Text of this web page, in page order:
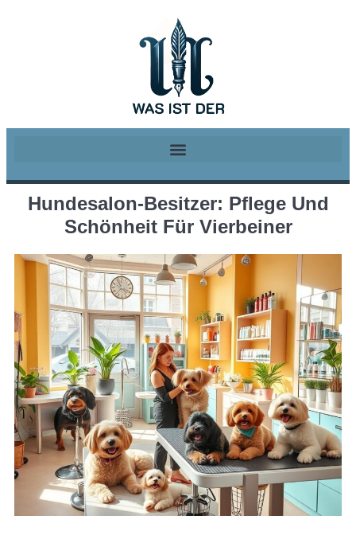
Hundesalon-Besitzer: Pflege Und
Schönheit Für Vierbeiner